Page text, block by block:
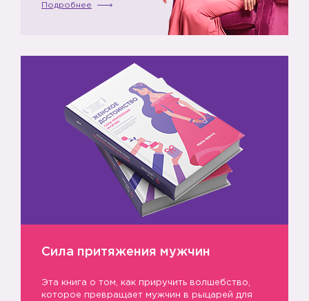
Подробнее
Сила притяжения мужчин
Эта книга о том, как приручить волшебство,
которое превращает мужчин в рыцарей для